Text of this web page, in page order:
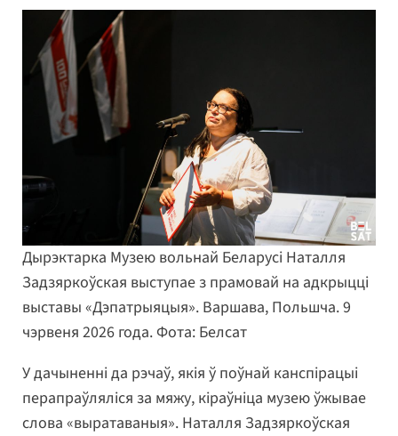
Дырэктарка Музею вольнай Беларусі Наталля
Задзяркоўская выступае з прамовай на адкрыцці
выставы «Дэпатрыяцыя». Варшава, Польшча. 9
чэрвеня 2026 года. Фота: Белсат
У дачыненні да рэчаў, якія ў поўнай канспірацыі
перапраўляліся за мяжу, кіраўніца музею ўжывае
слова «выратаваныя». Наталля Задзяркоўская